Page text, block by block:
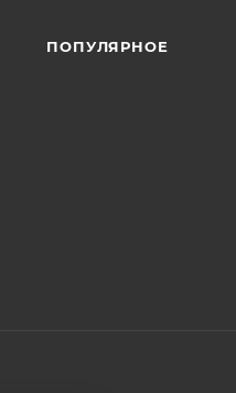
ПОПУЛЯРНОЕ